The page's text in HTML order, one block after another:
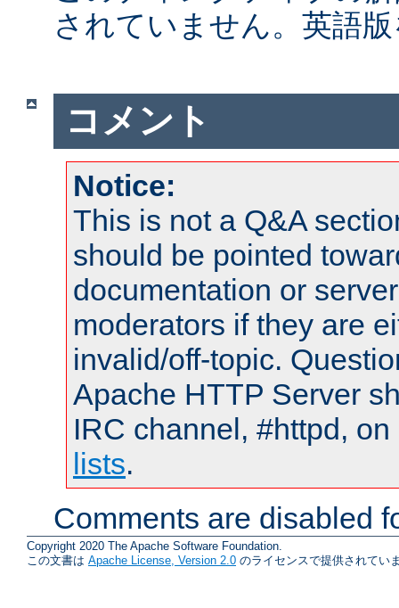
されていません。英語
コメント
Notice:
This is not a Q&A
should be pointed
documentation or
moderators if they are
invalid/off-topic.
Apache HTTP Server
IRC channel, #httpd,
lists.
Comments are disabled
Copyright 2020 The Apache Software Foundation.
この文書は Apache License, Version 2.0 のライセンスで提供されてい